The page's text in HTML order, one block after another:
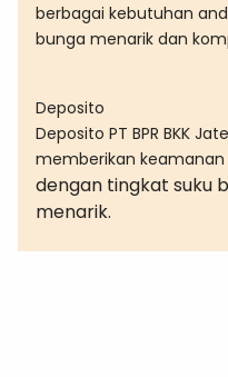
berbagai kebutuhan
bunga menarik dan
Deposito
Deposito PT BPR BKK
memberikan
dengan tingkat suku
menarik.